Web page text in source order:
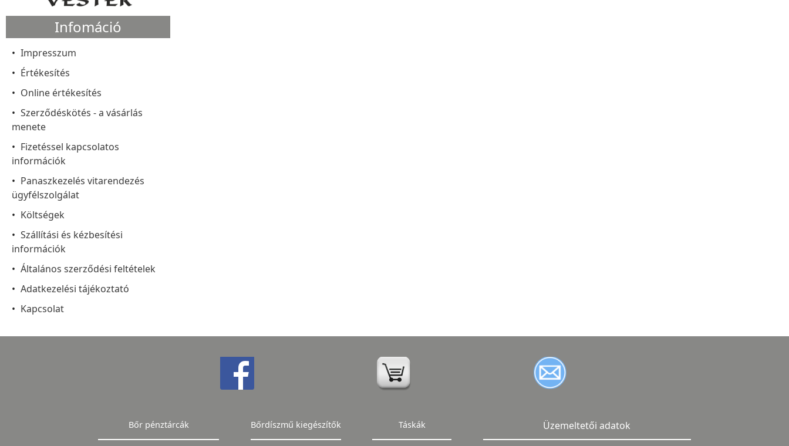
Infomáció
Impresszum
Értékesítés
Online értékesítés
Szerződéskötés - a vásárlás
menete
Fizetéssel kapcsolatos
információk
Panaszkezelés vitarendezés
ügyfélszolgálat
Költségek
Szállítási és kézbesítési
információk
Általános szerződési feltételek
Adatkezelési tájékoztató
Kapcsolat
Bőr pénztárcák Bőrdíszmű kiegészítők Táskák Üzemeltetői adatok